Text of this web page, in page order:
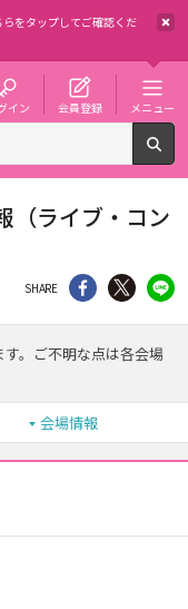
らをタップしてご確認くだ
イン 会員登録 メニュー
（ライブ・コン
SHARE シェア Twitter
。ご不明な点は各会場
会場情報